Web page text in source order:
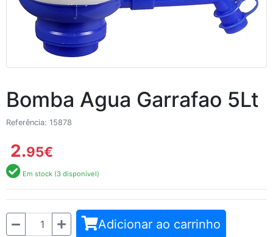
Bomba Agua Garrafao 5Lt
Referência: 15878
2.95€
Em stock (3 disponível)
Quantidade Adicionar ao carrinho